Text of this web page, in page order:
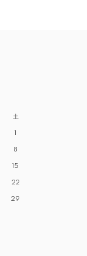
土
8
15
22
29